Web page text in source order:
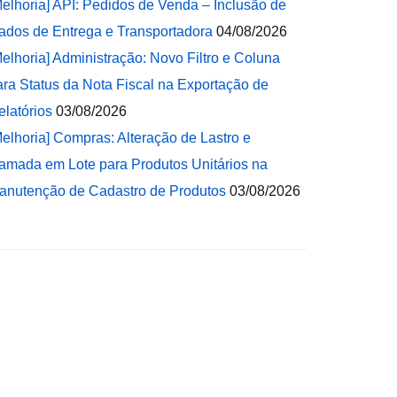
API: Pedidos de Venda – Inclusão de
de Entrega e Transportadora 04/08/2026
Administração: Novo Filtro e Coluna
Status da Nota Fiscal na Exportação de
03/08/2026
Compras: Alteração de Lastro e
em Lote para Produtos Unitários na
de Cadastro de Produtos 03/08/2026